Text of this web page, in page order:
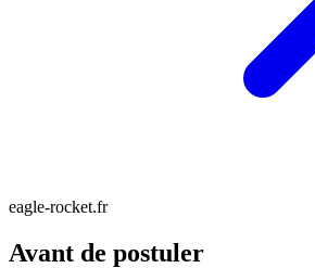
eagle-rocket.fr
Avant de postuler